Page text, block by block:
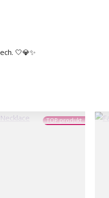
🤍💎✨
TOP produkt